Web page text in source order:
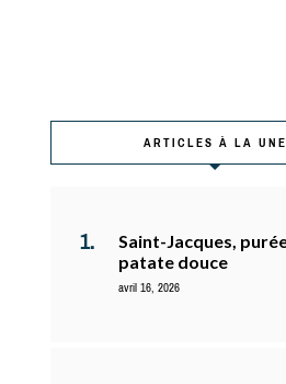
ARTICLES À LA UNE
Saint-Jacques,
patate douce
avril 16, 2026